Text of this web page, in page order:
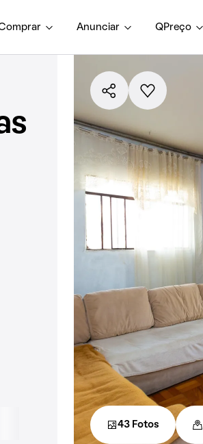
Anunciar QPreço
43 Fotos